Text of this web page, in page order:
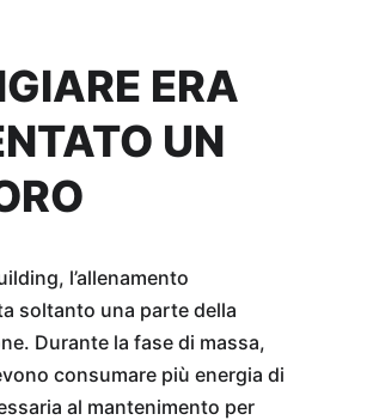
ERA
UN
l’allenamento
soltanto una parte della
Durante la fase di massa,
consumare più energia di
al mantenimento per